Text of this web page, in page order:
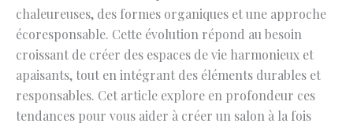
chaleureuses, des formes organiques et une approche
écoresponsable. Cette évolution répond au besoin
croissant de créer des espaces de vie harmonieux et
apaisants, tout en intégrant des éléments durables et
responsables. Cet article explore en profondeur ces
tendances pour vous aider à créer un salon à la fois